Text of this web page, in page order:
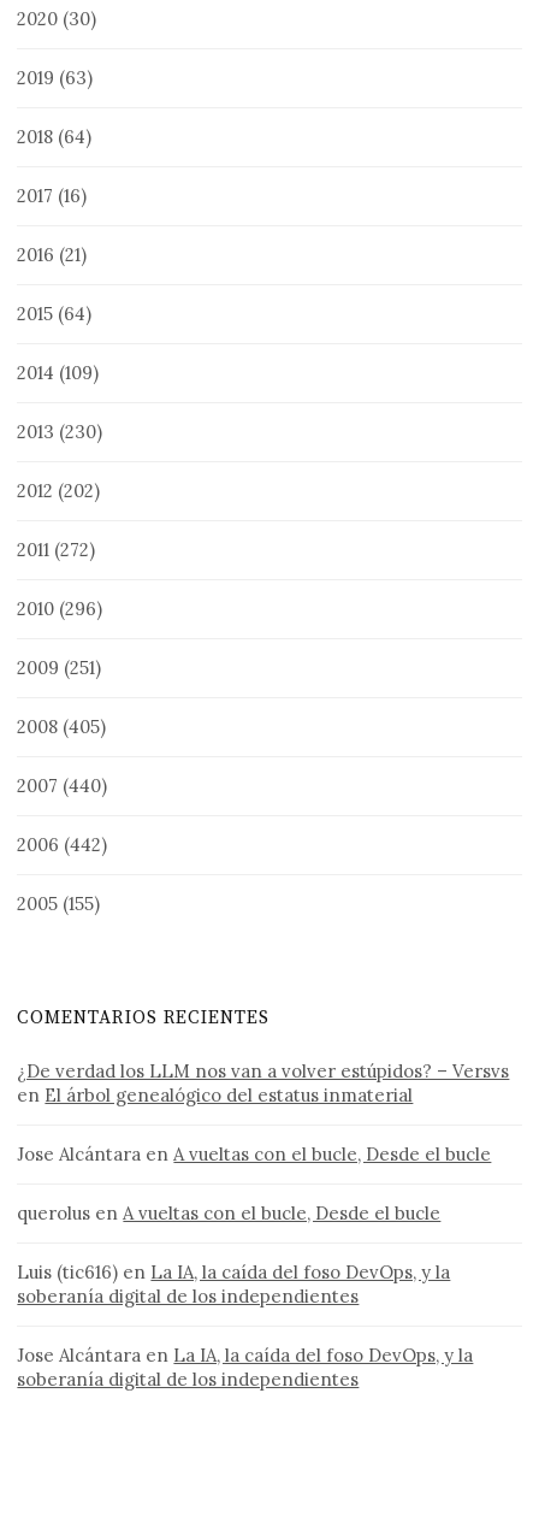
2020 (30)
2019 (63)
2018 (64)
2017 (16)
2016 (21)
2015 (64)
2014 (109)
2013 (230)
2012 (202)
2011 (272)
2010 (296)
2009 (251)
2008 (405)
2007 (440)
2006 (442)
2005 (155)
COMENTARIOS RECIENTES
¿De verdad los LLM nos van a volver estúpidos? – Versvs
en El árbol genealógico del estatus inmaterial
Jose Alcántara enA vueltas con el bucle, Desde el bucle
querolus enA vueltas con el bucle, Desde el bucle
Luis (tic616) en La IA, la caída del foso DevOps, y la
soberanía digital de los independientes
Jose Alcántara en La IA, la caída del foso DevOps, y la
soberanía digital de los independientes